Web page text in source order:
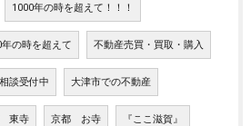
1000年の時を超えて！！！
の時を超えて 不動産売買・買取・購入
談受付中 大津市での不動産
東寺 京都 お寺 『ここ滋賀』